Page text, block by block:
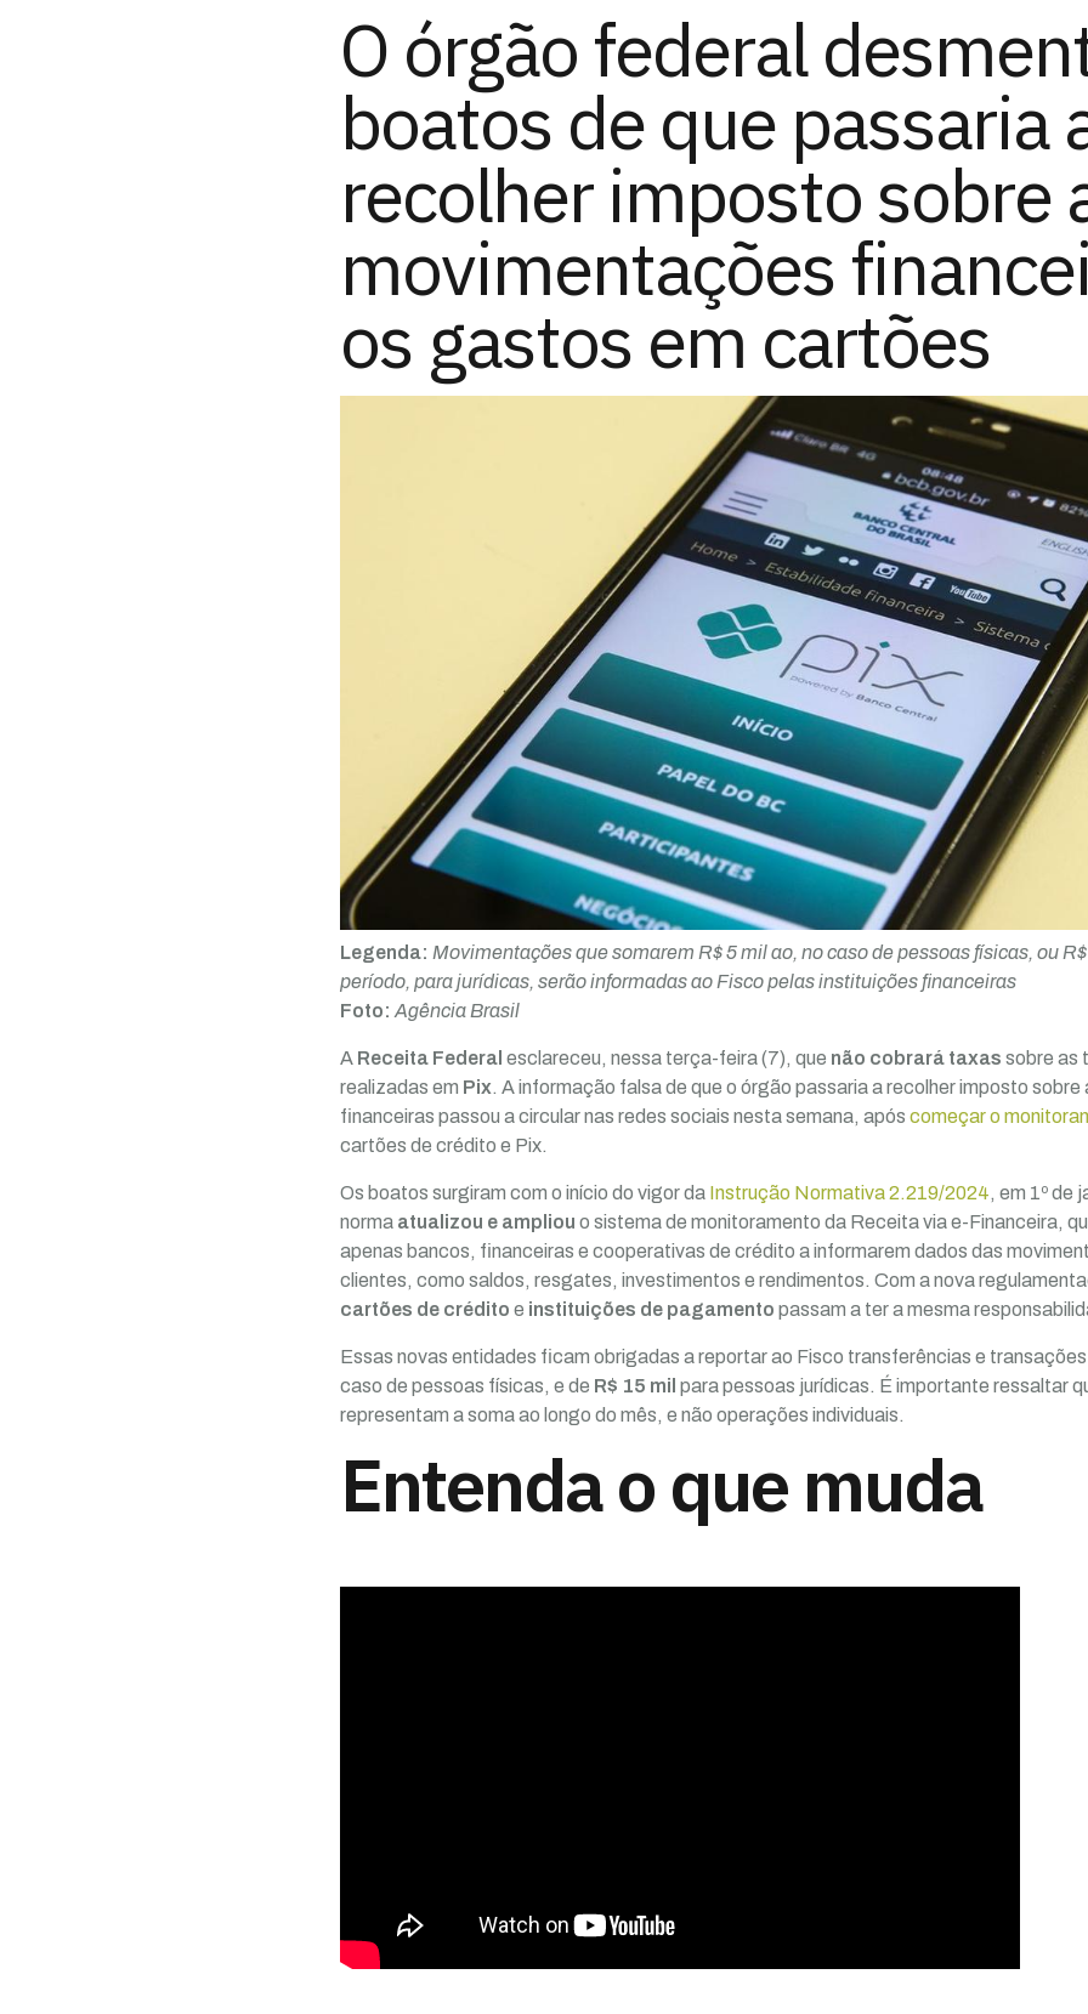
O órgão federal
boatos de que passaria
recolher imposto sobre
movimentações
os gastos em cartões
Legenda: Movimentações que somarem R$ 5 mil ao, no caso de pessoas físicas, ou
período, para jurídicas, serão informadas ao Fisco pelas instituições financeiras
Foto: Agência Brasil
A Receita Federal esclareceu, nessa terça-feira (7), que não cobrará taxas sobre as
realizadas em Pix. A informação falsa de que o órgão passaria a recolher imposto
financeiras passou a circular nas redes sociais nesta semana, após começar o
cartões de crédito e Pix.
Os boatos surgiram com o início do vigor da Instrução Normativa 2.219/2024, em 1º de
norma atualizou e ampliou o sistema de monitoramento da Receita via e-Financeira,
apenas bancos, financeiras e cooperativas de crédito a informarem dados das
clientes, como saldos, resgates, investimentos e rendimentos. Com a nova
cartões de crédito e instituições de pagamento passam a ter a mesma
Essas novas entidades ficam obrigadas a reportar ao Fisco transferências e transações
caso de pessoas físicas, e de R$ 15 mil para pessoas jurídicas. É importante ressaltar
representam a soma ao longo do mês, e não operações individuais.
Entenda o que muda